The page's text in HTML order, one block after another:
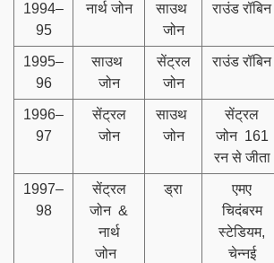
1994–
95
नार्थ जोन
साउथ
जोन
राउंड रॉबिन
1995–
96
साउथ
जोन
सेंट्रल
जोन
राउंड रॉबिन
1996–
97
सेंट्रल
जोन
साउथ
जोन
सेंट्रल
जोन 161
रन से जीता
1997–
98
सेंट्रल
जोन &
नार्थ
जोन
ड्रा
एमए
चिदंबरम
स्टेडियम,
चेन्नई